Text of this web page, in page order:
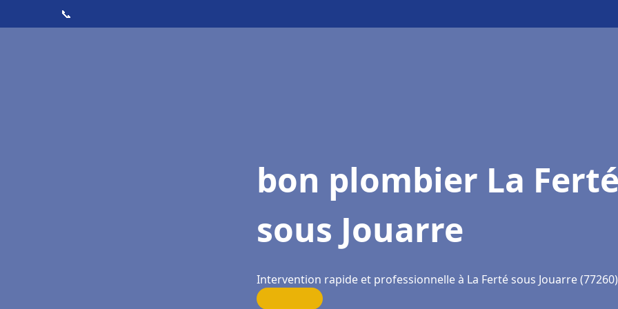
📞
bon plombier La Ferté
sous Jouarre
Intervention rapide et professionnelle à La Ferté sous Jouarre (77260)